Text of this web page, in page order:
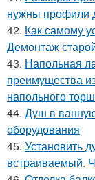
нужны профили
42. Как самому
Демонтаж
43. Напольная
преимущества
напольного
44. Душ в
оборудования
45. Установить
встраиваемый.